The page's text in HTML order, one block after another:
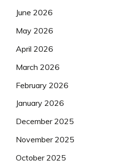
June 2026
May 2026
April 2026
March 2026
February 2026
January 2026
December 2025
November 2025
October 2025